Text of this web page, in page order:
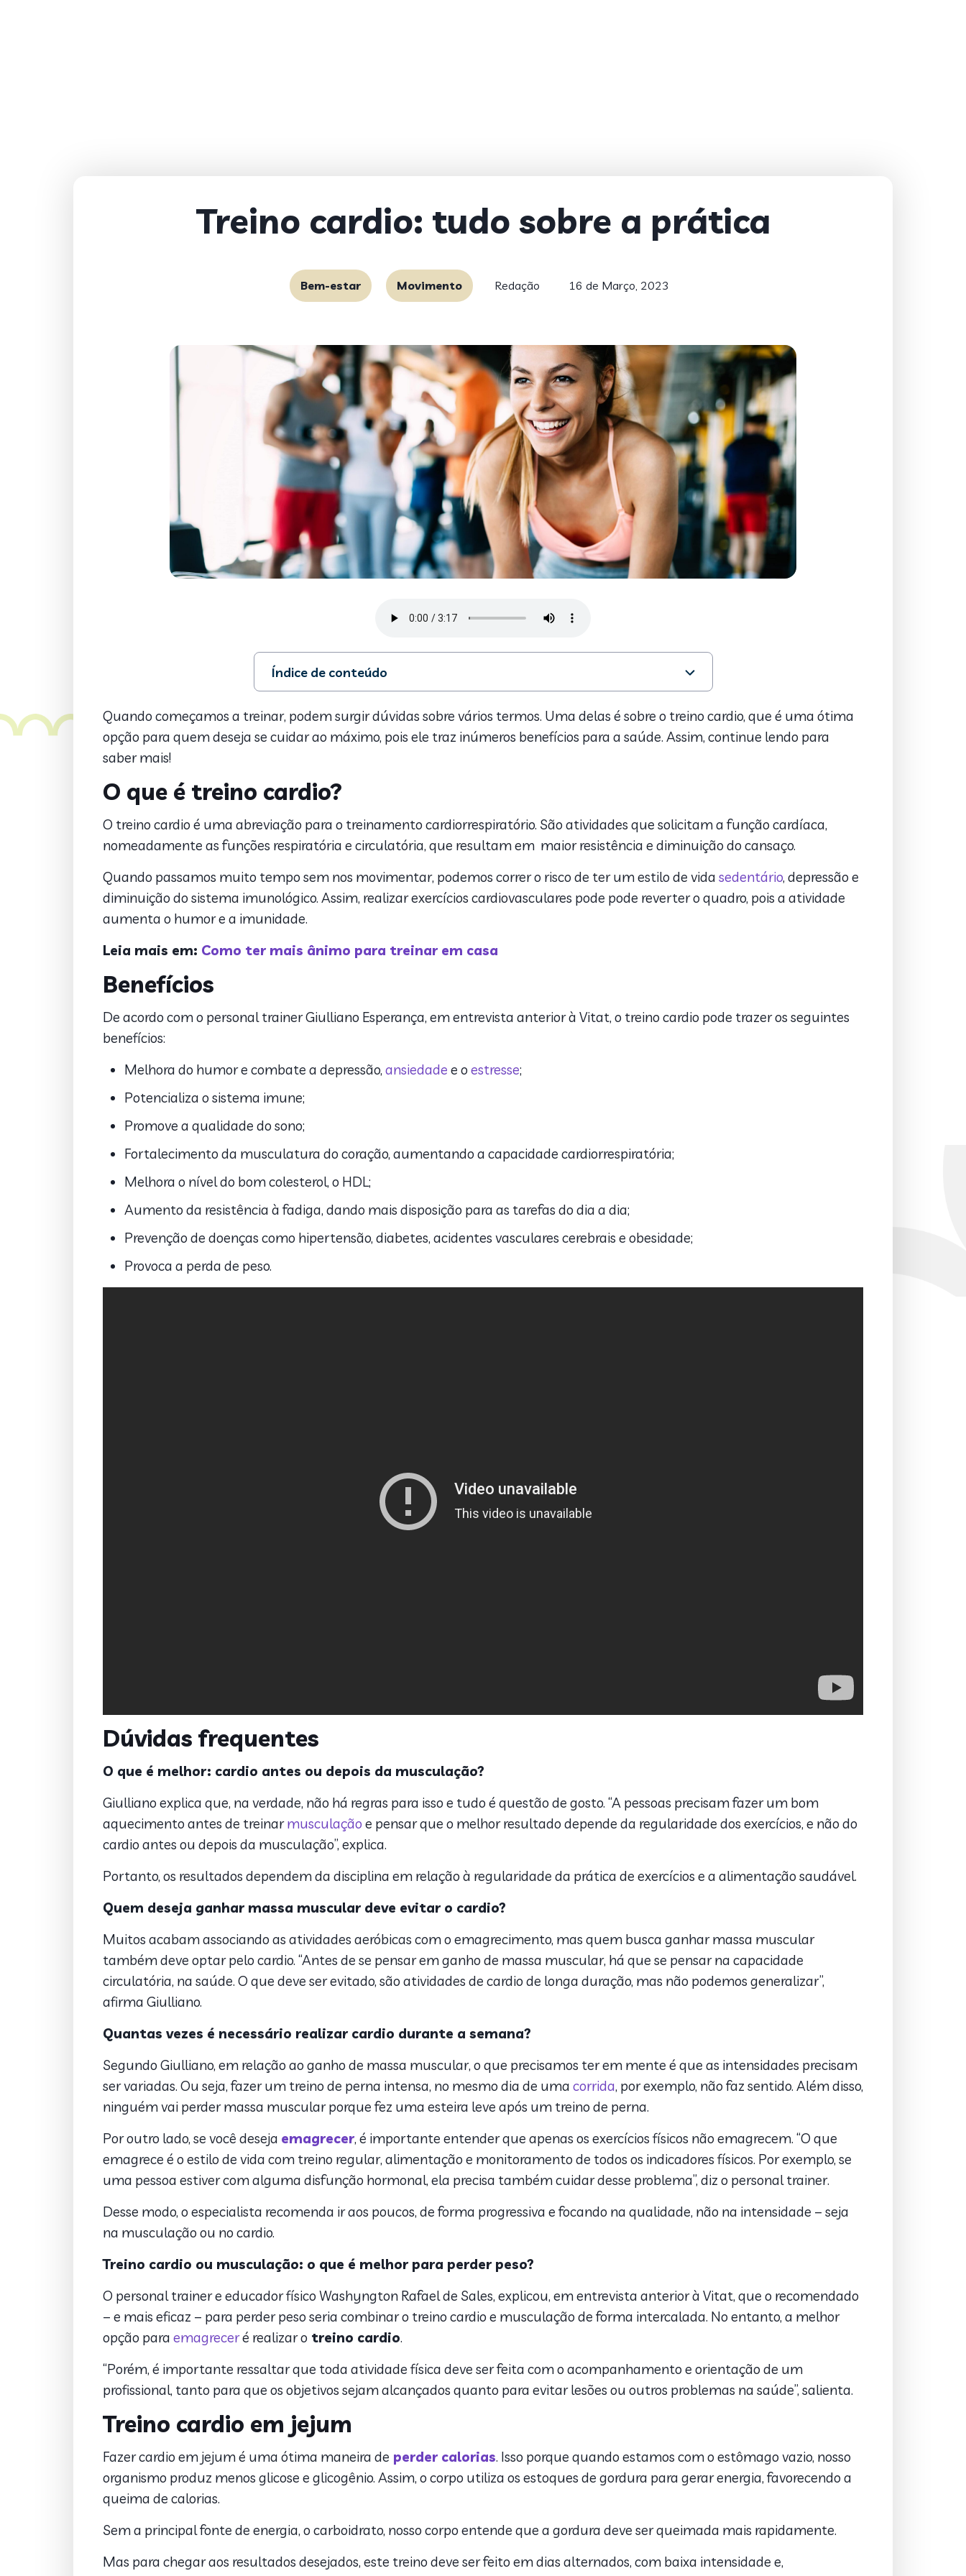
Treino cardio: tudo sobre a prática
Bem-estar Movimento Redação 16 de Março, 2023
Índice de conteúdo
1. O que é treino cardio?
2. Benefícios
3. Dúvidas frequentes
4. Treino cardio em jejum
6. Programas Vitat para ser saudável
Quando começamos a treinar, podem surgir dúvidas sobre vários termos. Uma delas é sobre o treino cardio, que é uma ótima
opção para quem deseja se cuidar ao máximo, pois ele traz inúmeros benefícios para a saúde. Assim, continue lendo para
saber mais!
O que é treino cardio?
O treino cardio é uma abreviação para o treinamento cardiorrespiratório. São atividades que solicitam a função cardíaca,
nomeadamente as funções respiratória e circulatória, que resultam em maior resistência e diminuição do cansaço.
Quando passamos muito tempo sem nos movimentar, podemos correr o risco de ter um estilo de vida sedentário, depressão e
diminuição do sistema imunológico. Assim, realizar exercícios cardiovasculares pode pode reverter o quadro, pois a atividade
aumenta o humor e a imunidade.
Leia mais em: Como ter mais ânimo para treinar em casa
Benefícios
De acordo com o personal trainer Giulliano Esperança, em entrevista anterior à Vitat, o treino cardio pode trazer os seguintes
benefícios:
Melhora do humor e combate a depressão, ansiedade e o estresse;
Potencializa o sistema imune;
Promove a qualidade do sono;
Fortalecimento da musculatura do coração, aumentando a capacidade cardiorrespiratória;
Melhora o nível do bom colesterol, o HDL;
Aumento da resistência à fadiga, dando mais disposição para as tarefas do dia a dia;
Prevenção de doenças como hipertensão, diabetes, acidentes vasculares cerebrais e obesidade;
Provoca a perda de peso.
Dúvidas frequentes
O que é melhor: cardio antes ou depois da musculação?
Giulliano explica que, na verdade, não há regras para isso e tudo é questão de gosto. “A pessoas precisam fazer um bom
aquecimento antes de treinarmusculação e pensar que o melhor resultado depende da regularidade dos exercícios, e não do
cardio antes ou depois da musculação”, explica.
Portanto, os resultados dependem da disciplina em relação à regularidade da prática de exercícios e a alimentação saudável.
Quem deseja ganhar massa muscular deve evitar o cardio?
Muitos acabam associando as atividades aeróbicas com o emagrecimento, mas quem busca ganhar massa muscular
também deve optar pelo cardio. “Antes de se pensar em ganho de massa muscular, há que se pensar na capacidade
circulatória, na saúde. O que deve ser evitado, são atividades de cardio de longa duração, mas não podemos generalizar”,
afirma Giulliano.
Quantas vezes é necessário realizar cardio durante a semana?
Segundo Giulliano, em relação ao ganho de massa muscular, o que precisamos ter em mente é que as intensidades precisam
ser variadas. Ou seja, fazer um treino de perna intensa, no mesmo dia de uma corrida, por exemplo, não faz sentido. Além disso,
ninguém vai perder massa muscular porque fez uma esteira leve após um treino de perna.
Por outro lado, se você deseja emagrecer, é importante entender que apenas os exercícios físicos não emagrecem. “O que
emagrece é o estilo de vida com treino regular, alimentação e monitoramento de todos os indicadores físicos. Por exemplo, se
uma pessoa estiver com alguma disfunção hormonal, ela precisa também cuidar desse problema”, diz o personal trainer.
Desse modo, o especialista recomenda ir aos poucos, de forma progressiva e focando na qualidade, não na intensidade – seja
na musculação ou no cardio.
Treino cardio ou musculação: o que é melhor para perder peso?
O personal trainer e educador físico Washyngton Rafael de Sales, explicou, em entrevista anterior à Vitat, que o recomendado
– e mais eficaz – para perder peso seria combinar o treino cardio e musculação de forma intercalada. No entanto, a melhor
opção para emagreceré realizar o treino cardio.
“Porém, é importante ressaltar que toda atividade física deve ser feita com o acompanhamento e orientação de um
profissional, tanto para que os objetivos sejam alcançados quanto para evitar lesões ou outros problemas na saúde”, salienta.
Treino cardio em jejum
Fazer cardio em jejum é uma ótima maneira de perder calorias. Isso porque quando estamos com o estômago vazio, nosso
organismo produz menos glicose e glicogênio. Assim, o corpo utiliza os estoques de gordura para gerar energia, favorecendo a
queima de calorias.
Sem a principal fonte de energia, o carboidrato, nosso corpo entende que a gordura deve ser queimada mais rapidamente.
Mas para chegar aos resultados desejados, este treino deve ser feito em dias alternados, com baixa intensidade e,